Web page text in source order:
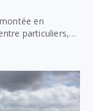
en
particuliers,…